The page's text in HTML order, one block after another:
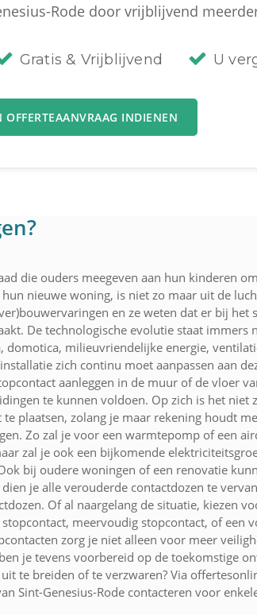
Rode door vrijblijvend
Gratis & Vrijblijvend U
OFFERTEAANVRAAG INDIENEN
die ouders meegeven aan hun kinderen
nieuwe woning, is niet zo maar uit de
en ze weten dat er bij
De technologische evolutie staat
domotica, milieuvriendelijke energie,
zich continu moet aanpassen aan
aanleggen in de muur of de vloer
te kunnen voldoen. Op zich is het
te plaatsen, zolang je maar rekening houdt
Zo zal je voor een warmtepomp of een
zal je ook een bijkomende
bij oudere woningen of een renovatie
je alle verouderde contactdozen te
Of al naargelang de situatie, kiezen
meervoudig stopcontact, of een
zorg je niet alleen voor meer
je tevens voorbereid op de toekomstige
te breiden of te verzwaren? Via
Sint-Genesius-Rode contacteren voor